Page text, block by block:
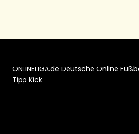
ONLINELIGA.de Deutsche Online
Tipp Kick